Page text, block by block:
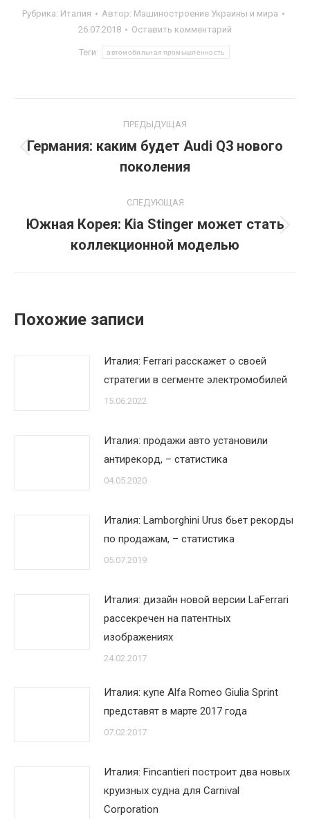
Рубрика: Италия Автор: Машиностроение Украины и мира
26.07.2018
Оставить комментарий
Теги: автомобильная промышленность
по
ПРЕДЫДУЩАЯ
Предыдущая
запись:
Германия: каким будет Audi Q3 нового
поколения
СЛЕДУЮЩАЯ
Следующая
запись:
Южная Корея: Kia Stinger может стать
коллекционной моделью
Похожие записи
Италия: Ferrari расскажет о своей
стратегии в сегменте электромобилей
15.06.2022
Италия: продажи авто установили
антирекорд, – статистика
04.05.2020
Италия: Lamborghini Urus бьет рекорды
по продажам, – статистика
05.07.2019
Италия: дизайн новой версии LaFerrari
рассекречен на патентных
изображениях
24.02.2017
Италия: купе Alfa Romeo Giulia Sprint
представят в марте 2017 года
07.02.2017
Италия: Fincantieri построит два новых
круизных судна для Carnival
Corporation‎